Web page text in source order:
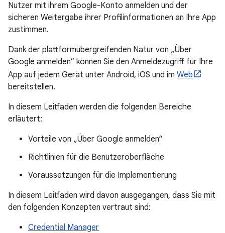
Nutzer mit ihrem Google-Konto anmelden und der
sicheren Weitergabe ihrer Profilinformationen an Ihre App
zustimmen.
Dank der plattformübergreifenden Natur von „Über
Google anmelden“ können Sie den Anmeldezugriff für Ihre
App auf jedem Gerät unter Android, iOS und im Web
bereitstellen.
In diesem Leitfaden werden die folgenden Bereiche
erläutert:
Vorteile von „Über Google anmelden“
Richtlinien für die Benutzeroberfläche
Voraussetzungen für die Implementierung
In diesem Leitfaden wird davon ausgegangen, dass Sie mit
den folgenden Konzepten vertraut sind:
Credential Manager